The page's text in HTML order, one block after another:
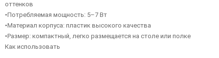
оттенков
•Потребляемая мощность: 5–7 Вт
•Материал корпуса: пластик высокого качества
•Размер: компактный, легко размещается на столе или полке
Как использовать